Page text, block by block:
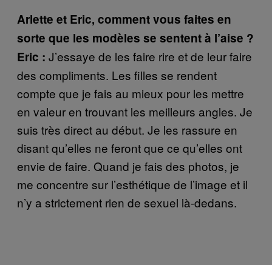
Arlette et Eric, comment vous faites en
sorte que les modèles se sentent à l’aise ?
Eric : J’essaye de les faire rire et de leur faire
des compliments. Les filles se rendent
compte que je fais au mieux pour les mettre
en valeur en trouvant les meilleurs angles. Je
suis très direct au début. Je les rassure en
disant qu’elles ne feront que ce qu’elles ont
envie de faire. Quand je fais des photos, je
me concentre sur l’esthétique de l’image et il
n’y a strictement rien de sexuel là-dedans.